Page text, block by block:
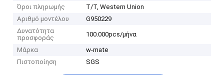
Όροι πληρωμής
T/T, Western Union
Αριθμό μοντέλου
G950229
Δυνατότητα
προσφοράς
100.000pcs/μήνα
Μάρκα
w-mate
Πιστοποίηση
SGS